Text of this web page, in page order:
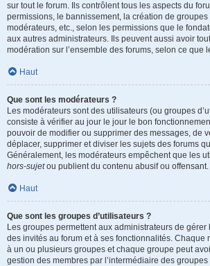
sur tout le forum. Ils contrôlent tous les aspects du
permissions, le bannissement, la création de groupes
modérateurs, etc., selon les permissions que le
aux autres administrateurs. Ils peuvent aussi avoir
modération sur l’ensemble des forums, selon ce que
Haut
Que sont les modérateurs ?
Les modérateurs sont des utilisateurs (ou groupes
consiste à vérifier au jour le jour le bon
pouvoir de modifier ou supprimer des messages, de
déplacer, supprimer et diviser les sujets des forums
Généralement, les modérateurs empêchent que les
hors-sujetou publient du contenu abusif ou offensant.
Haut
Que sont les groupes d’utilisateurs ?
Les groupes permettent aux administrateurs de gérer
des invités au forum et à ses fonctionnalités. Chaque
à un ou plusieurs groupes et chaque groupe peut
gestion des membres par l’intermédiaire des